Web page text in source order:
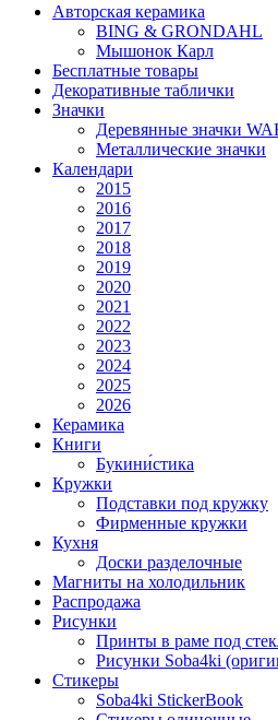
Авторская керамика
BING & GRONDAHL
Мышонок Карл
Бесплатные товары
Декоративные таблички
Значки
Деревянные значки
Металлические значки
Календари
2015
2016
2017
2018
2019
2020
2021
2022
2023
2024
2025
2026
Керамика
Книги
Букини́стика
Кружки
Подставки под кружку
Фирменные кружки
Кухня
Доски разделочные
Магниты на холодильник
Распродажа
Рисунки
Принты в раме под
Рисунки Soba4ki
Стикеры
Soba4ki StickerBook